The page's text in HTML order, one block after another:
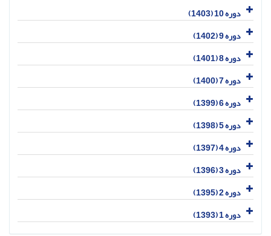
دوره 10 (1403)
دوره 9 (1402)
دوره 8 (1401)
دوره 7 (1400)
دوره 6 (1399)
دوره 5 (1398)
دوره 4 (1397)
دوره 3 (1396)
دوره 2 (1395)
دوره 1 (1393)